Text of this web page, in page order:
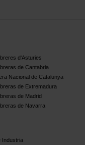
d'Asturies
de Cantabria
Nacional de Catalunya
de Extremadura
de Madrid
de Navarra
Industria